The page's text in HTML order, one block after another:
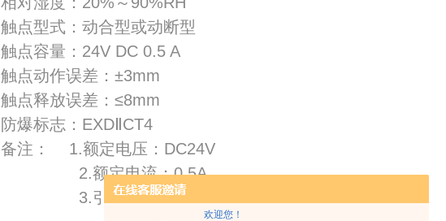
欢迎您！
触点型式：动合型或动断型
触点容量：24V DC 0.5 A
触点动作误差：±3mm
触点释放误差：≤8mm
防爆标志：EXDⅡCT4
备注： 1.额定电压：DC24V
2.额定电流：0.5A
3.引入电缆的自由端应做适当保护